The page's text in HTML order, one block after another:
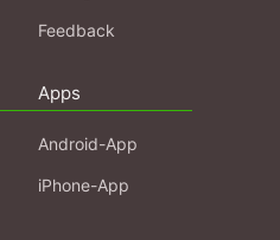
Feedback
Apps
Android-App
iPhone-App